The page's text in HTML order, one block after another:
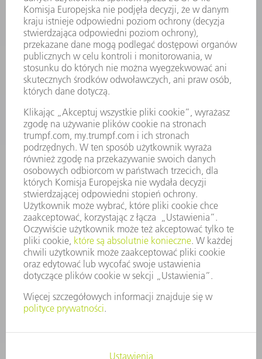
ENERGOELEKTRONIKA
ELEKTRONARZĘDZIA
SMART FACTORY
OPROGRAMOWANIE
USŁUGI SERWISOWE
ZASTOSOWANIA
BRANŻE
FIRMA
KARIERA
OFERTY STANOWISK
PROFIL FIRMY
ZARZĄD
SPRAWOZDANIE Z DZIAŁALNOŚCI
ZASADY BIZNESOWE
ZAPEWNIENIE ZGODNOŚCI DZIAŁALNOŚCI Z REGULACJAMI
SYSTEM ZGŁASZANIA NIEPRAWIDŁOWOŚCI
BEZPIECZEŃSTWO
INFORMACJE PRASOWE
MAGAZYNY
ZRÓWNOWAŻONY ROZWÓJ
ŚRODOWISKO I KLIMAT
SPOŁECZEŃSTWO
KIEROWANIE PRZEDSIĘBIORSTWEM
OCHRONA DANYCH